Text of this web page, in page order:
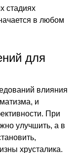
стадиях
в любом
для
влияния
и
При
улучшить, а в
хрусталика.